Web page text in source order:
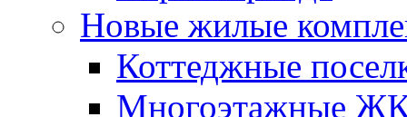
Новые жилые
Коттеджные
Многоэтажные